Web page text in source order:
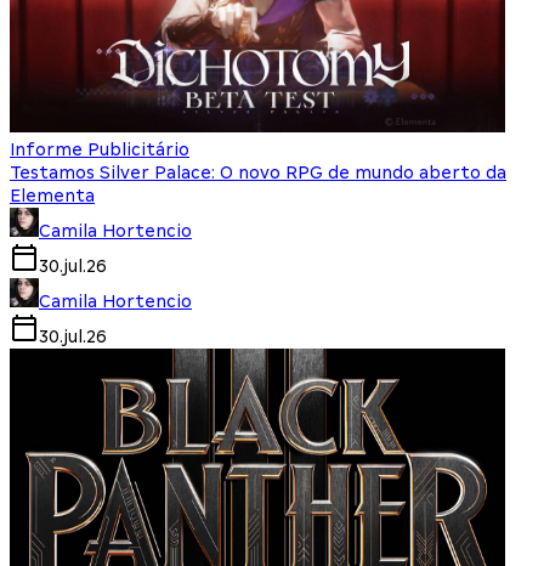
Informe Publicitário
Testamos Silver Palace: O novo RPG de mundo aberto da
Elementa
Camila Hortencio
30.jul.26
Camila Hortencio
30.jul.26